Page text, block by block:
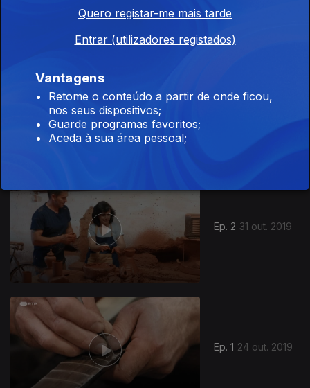
07 nov. 2019
Ep. 2 31 out. 2019
Ep. 1 24 out. 2019
Quero registar-me mais tarde
Entrar (utilizadores registados)
Vantagens
Retome o conteúdo a partir de onde ficou,
nos seus dispositivos;
Guarde programas favoritos;
Aceda à sua área pessoal;